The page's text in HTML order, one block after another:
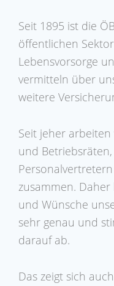
Seit 1895 ist die
öffentlichen
Lebensvorsorge
vermitteln über
weitere
Seit jeher
und
zusammen.
und Wünsche
sehr genau und
darauf ab.
Das zeigt sich